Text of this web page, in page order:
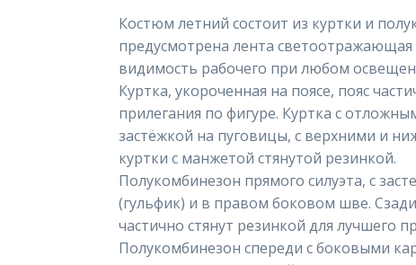
Костюм летний состоит из куртки и
предусмотрена лента
видимость рабочего при любом
Куртка, укороченная на поясе, пояс
прилегания по фигуре. Куртка с
застёжкой на пуговицы, с верхними и
куртки с манжетой стянутой резинкой.
Полукомбинезон прямого силуэта, с
(гульфик) и в правом боковом шве.
частично стянут резинкой для лучшего
Полукомбинезон спереди с боковыми